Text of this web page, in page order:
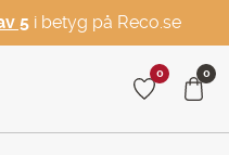
5 i betyg på Reco.se
0 0